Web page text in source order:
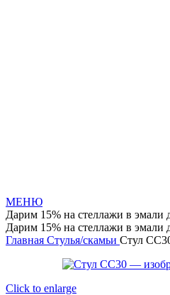
МЕНЮ
Дарим 15% на стеллажи в эмали
Дарим 15% на стеллажи в эмали
Главная Стулья/скамьи Стул
Click to enlarge